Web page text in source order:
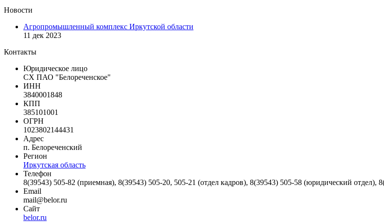
Новости
Агропромышленный комплекс Иркутской области
11 дек 2023
Контакты
Юридическое лицо
СХ ПАО "Белореченское"
ИНН
3840001848
КПП
385101001
ОГРН
1023802144431
Адрес
п. Белореченский
Регион
Иркутская область
Телефон
8(39543) 505-82 (приемная), 8(39543) 505-20, 505-21 (отдел кадров), 8(39543) 505-58 (юридический отдел),
Email
mail@belor.ru
Сайт
belor.ru